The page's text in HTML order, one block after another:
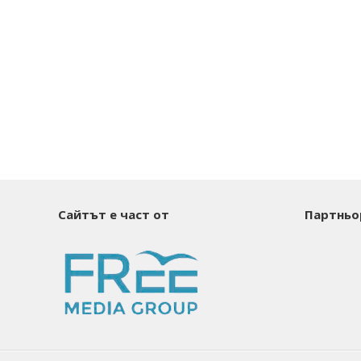
Сайтът е част от